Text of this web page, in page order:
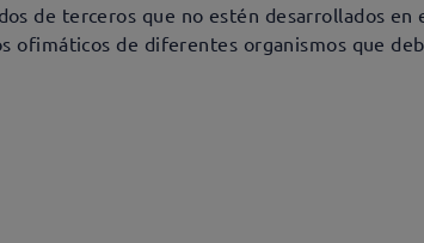
de terceros que no estén desarrollados en
ofimáticos de diferentes organismos que